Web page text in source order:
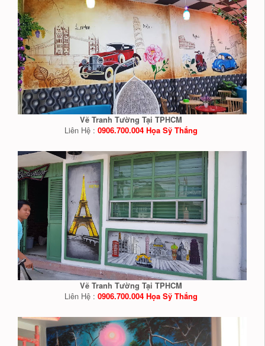
Vẽ Tranh Tường Tại TPHCM
Liên Hệ : 0906.700.004 Họa Sỹ Thắng
Vẽ Tranh Tường Tại TPHCM
Liên Hệ : 0906.700.004 Họa Sỹ Thắng